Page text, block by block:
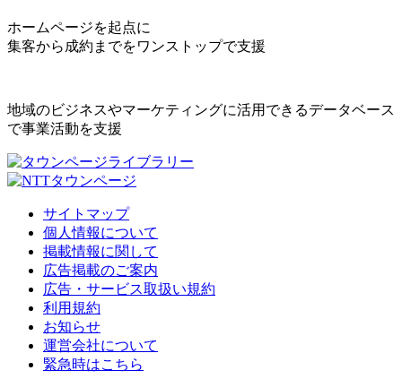
ホームページを起点に
集客から成約までをワンストップで支援
地域のビジネスやマーケティングに活用できるデータベース
で事業活動を支援
サイトマップ
個人情報について
掲載情報に関して
広告掲載のご案内
広告・サービス取扱い規約
利用規約
お知らせ
運営会社について
緊急時はこちら